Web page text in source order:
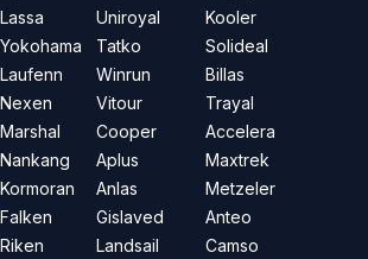
Lassa
Yokohama
Laufenn
Nexen
Marshal
Nankang
Kormoran
Falken
Riken
Uniroyal
Tatko
Winrun
Vitour
Cooper
Aplus
Anlas
Gislaved
Landsail
Kooler
Solideal
Billas
Trayal
Accelera
Maxtrek
Metzeler
Anteo
Camso